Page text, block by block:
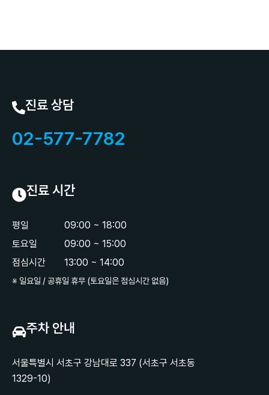
진료 상담
02-577-7782
진료 시간
평일
토요일
점심시간
09:00 ~ 18:00
09:00 ~ 15:00
13:00 ~ 14:00
※ 일요일 / 공휴일 휴무 (토요일은 점심시간 없음)
주차 안내
서울특별시 서초구 강남대로 337 (서초구 서초동
1329-10)